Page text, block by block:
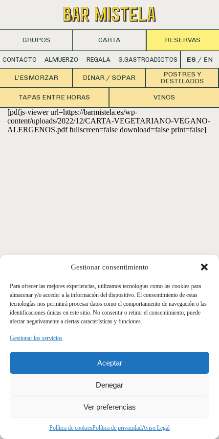
Gestionar consentimiento
Para ofrecer las mejores experiencias, utilizamos tecnologías como las cookies para
almacenar y/o acceder a la información del dispositivo. El consentimiento de estas
tecnologías nos permitirá procesar datos como el comportamiento de navegación o las
identificaciones únicas en este sitio. No consentir o retirar el consentimiento, puede
afectar negativamente a ciertas características y funciones.
Gestionar los servicios
Aceptar
Denegar
Ver preferencias
Política de cookiesPolítica de privacidadAviso Legal
GRUPOS CARTA RESERVAS
CONTACTO ALMUERZO REGALA G.GASTROADICTOS ES / EN
L'ESMORZAR DINAR / SOPAR
POSTRES Y
DESTILADOS
TAPAS ENTRE HORAS
VINOS
[pdfjs-viewer url=https://barmistela.es/wp-
content/uploads/2022/12/CARTA-VEGETARIANO-VEGANO-
ALERGENOS.pdf fullscreen=false download=false print=false]
09:30 a 00:30
Facebook
BAR MISTELA ® 2023
POLÍTICA DE PRIVACIDAD
AVISO LEGAL